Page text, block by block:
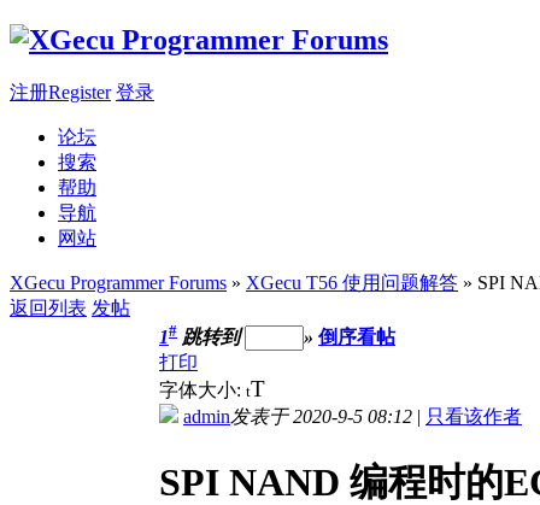
注册Register 登录
论坛
搜索
帮助
导航
网站
XGecu Programmer Forums » XGecu T56 使用问题解答 » SPI
返回列表 发帖
1# 跳转到 » 倒序看帖
打印
字体大小: tT
admin发表于 2020-9-5 08:12 | 只看该作者
SPI NAND 编程时的